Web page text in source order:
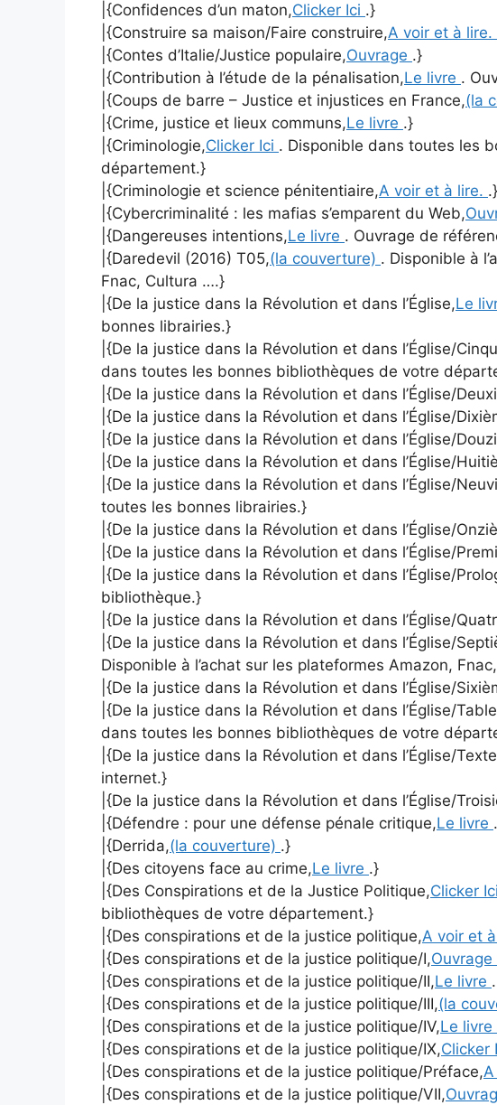
|{Confidences d’un maton,Clicker Ici .}
|{Construire sa maison/Faire construire,A voir et à lire.
|{Contes d’Italie/Justice populaire,Ouvrage .}
|{Contribution à l’étude de la pénalisation,Le livre .
|{Coups de barre – Justice et injustices en France,(la
|{Crime, justice et lieux communs,Le livre .}
|{Criminologie,Clicker Ici . Disponible dans toutes les
département.}
|{Criminologie et science pénitentiaire,A voir et à lire. .}
|{Cybercriminalité : les mafias s’emparent du Web,
|{Dangereuses intentions,Le livre . Ouvrage de
|{Daredevil (2016) T05,(la couverture) . Disponible à
Fnac, Cultura ….}
|{De la justice dans la Révolution et dans l’Église,Le
bonnes librairies.}
|{De la justice dans la Révolution et dans l’Église/
dans toutes les bonnes bibliothèques de votre
|{De la justice dans la Révolution et dans l’Église/
|{De la justice dans la Révolution et dans l’Église/
|{De la justice dans la Révolution et dans l’Église/
|{De la justice dans la Révolution et dans l’Église/
|{De la justice dans la Révolution et dans l’Église/
toutes les bonnes librairies.}
|{De la justice dans la Révolution et dans l’Église/
|{De la justice dans la Révolution et dans l’Église/
|{De la justice dans la Révolution et dans l’Église/
bibliothèque.}
|{De la justice dans la Révolution et dans l’Église/
|{De la justice dans la Révolution et dans l’Église/
Disponible à l’achat sur les plateformes Amazon,
|{De la justice dans la Révolution et dans l’Église/
|{De la justice dans la Révolution et dans l’Église/
dans toutes les bonnes bibliothèques de votre
|{De la justice dans la Révolution et dans l’Église/
internet.}
|{De la justice dans la Révolution et dans l’Église/
|{Défendre : pour une défense pénale critique,Le livre
|{Derrida,(la couverture) .}
|{Des citoyens face au crime,Le livre .}
|{Des Conspirations et de la Justice Politique,Clicker Ici
bibliothèques de votre département.}
|{Des conspirations et de la justice politique,A voir et
|{Des conspirations et de la justice politique/I,Ouvrage
|{Des conspirations et de la justice politique/II,Le livre
|{Des conspirations et de la justice politique/III,(la
|{Des conspirations et de la justice politique/IV,Le livre
|{Des conspirations et de la justice politique/IX,Clicker
|{Des conspirations et de la justice politique/Préface,
|{Des conspirations et de la justice politique/VII,